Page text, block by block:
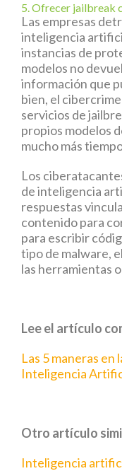
5. Ofrecer jailbreak
Las empresas
inteligencia
instancias de
modelos no
información que
bien, el
servicios de
propios modelos
mucho más
Los
de inteligencia
respuestas
contenido para
para escribir
tipo de malware,
las herramientas
Lee el artículo
Las 5 maneras en
Inteligencia
Otro artículo
Inteligencia